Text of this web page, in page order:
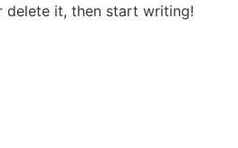
delete it, then start writing!